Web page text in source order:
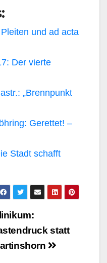
und ad acta
Der vierte
„Brennpunkt
Gerettet! –
Stadt schafft
statt